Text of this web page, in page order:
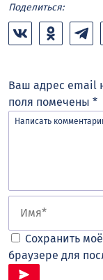
Поделиться:
Ваш адрес email
поля помечены *
Сохранить
браузере для